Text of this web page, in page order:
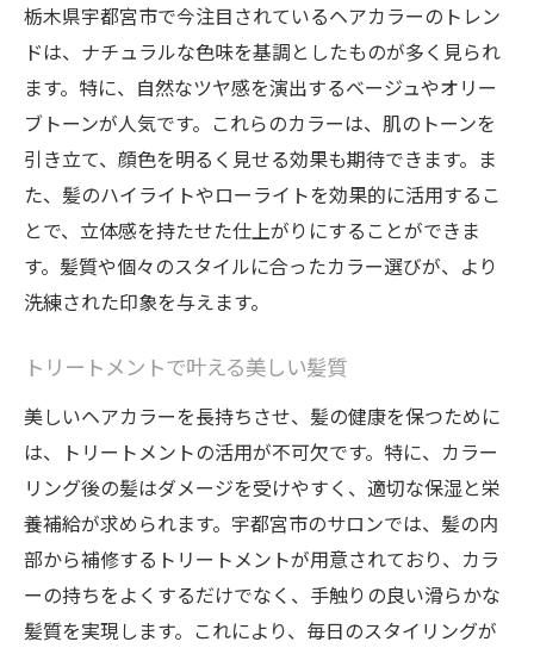
訪れる価値のあるサービスとその内容
サロン選びで重視すべきポイント
地元で愛されるヘアカラーの秘密
髪に優しいトリートメントで実現する栃木県宇
都宮市のトレンドカラー
トリートメントの効果とその重要性
髪質改善を促す人気の施術
トレンドカラーを最大限に引き立てる方法
ダメージレスカラーの実現方法
持続する美しいカラーを保つ秘訣
宇都宮市であなたに合うヘアカラーを見つける
専門家の方法
カラーカウンセリングの重要性
肌色と髪色の相性を探る
専門家が教える最適なカラー選び
栃木県宇都宮市で今注目されているヘアカラーのトレン
ドは、ナチュラルな色味を基調としたものが多く見られ
ます。特に、自然なツヤ感を演出するベージュやオリー
ブトーンが人気です。これらのカラーは、肌のトーンを
引き立て、顔色を明るく見せる効果も期待できます。ま
た、髪のハイライトやローライトを効果的に活用するこ
とで、立体感を持たせた仕上がりにすることができま
す。髪質や個々のスタイルに合ったカラー選びが、より
洗練された印象を与えます。
トリートメントで叶える美しい髪質
美しいヘアカラーを長持ちさせ、髪の健康を保つために
は、トリートメントの活用が不可欠です。特に、カラー
リング後の髪はダメージを受けやすく、適切な保湿と栄
養補給が求められます。宇都宮市のサロンでは、髪の内
部から補修するトリートメントが用意されており、カラ
ーの持ちをよくするだけでなく、手触りの良い滑らかな
髪質を実現します。これにより、毎日のスタイリングが